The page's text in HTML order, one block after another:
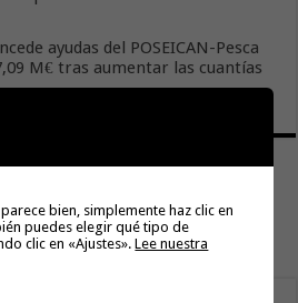
ayudas del POSEICAN-Pesca
M€ tras aumentar las cuantías
bien, simplemente haz clic en
puedes elegir qué tipo de
clic en «Ajustes».Lee nuestra